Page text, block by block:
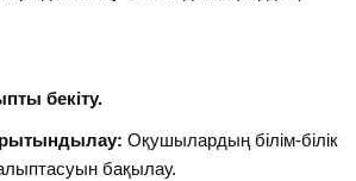
бекіту.
Оқушылардың білім-білік
бақылау.